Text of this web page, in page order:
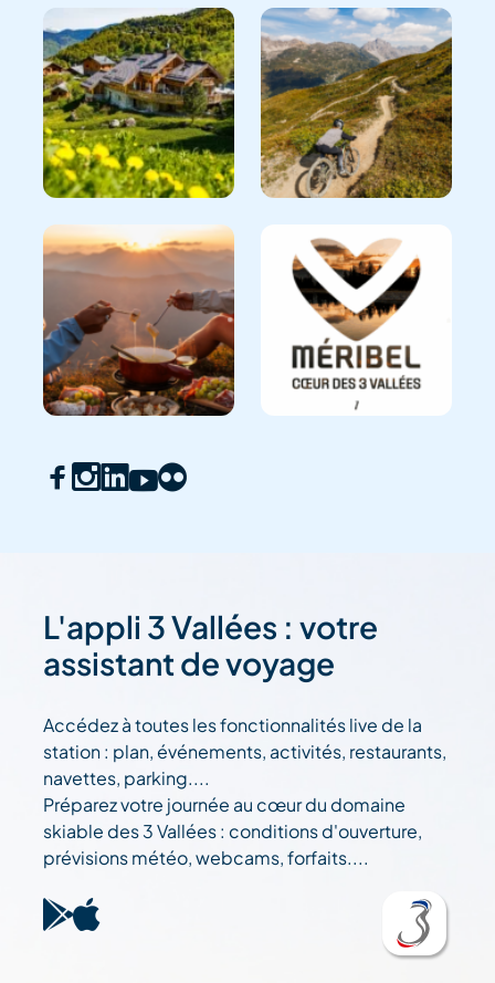
L'appli 3 Vallées : votre
assistant de voyage
Accédez à toutes les fonctionnalités live de la
station : plan, événements, activités, restaurants,
navettes, parking....
Préparez votre journée au cœur du domaine
skiable des 3 Vallées : conditions d'ouverture,
prévisions météo, webcams, forfaits....